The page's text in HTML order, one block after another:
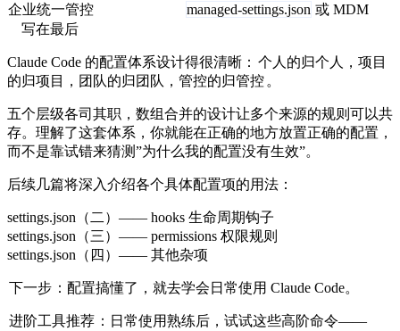
企业统一管控
managed-settings.json 或 MDM
写在最后
Claude Code 的配置体系设计得很清晰： 个人的归个人，项目
的归项目，团队的归团队，管控的归管控 。
五个层级各司其职，数组合并的设计让多个来源的规则可以共
存。理解了这套体系，你就能在正确的地方放置正确的配置，
而不是靠试错来猜测”为什么我的配置没有生效”。
后续几篇将深入介绍各个具体配置项的用法：
settings.json（二）—— hooks 生命周期钩子
settings.json（三）—— permissions 权限规则
settings.json（四）—— 其他杂项
下一步 ：配置搞懂了，就去学会日常使用 Claude Code。
进阶工具推荐 ：日常使用熟练后，试试这些高阶命令——